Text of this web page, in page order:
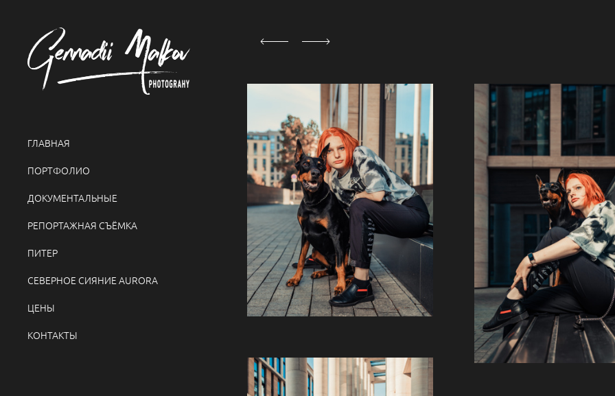
ГЛАВНАЯ
ПОРТФОЛИО
ДОКУМЕНТАЛЬНЫЕ
РЕПОРТАЖНАЯ СЪЁМКА
ПИТЕР
СЕВЕРНОЕ СИЯНИЕ AURORA
ЦЕНЫ
КОНТАКТЫ